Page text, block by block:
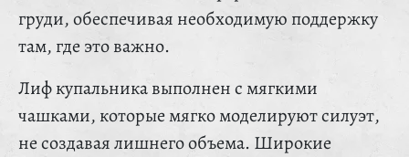
груди, обеспечивая необходимую поддержку
там, где это важно.
Лиф купальника выполнен с мягкими
чашками, которые мягко моделируют силуэт,
не создавая лишнего объема. Широкие